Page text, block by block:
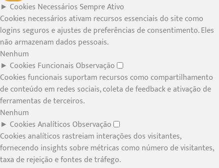
► Cookies NecessáriosSempre Ativo
Cookies necessários ativam recursos essenciais do site como
logins seguros e ajustes de preferências de consentimento. Eles
não armazenam dados pessoais.
Nenhum
► Cookies FuncionaisObservação
Cookies funcionais suportam recursos como compartilhamento
de conteúdo em redes sociais, coleta de feedback e ativação de
ferramentas de terceiros.
Nenhum
► Cookies AnalíticosObservação
Cookies analíticos rastreiam interações dos visitantes,
fornecendo insights sobre métricas como número de visitantes,
taxa de rejeição e fontes de tráfego.